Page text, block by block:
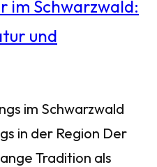
im Schwarzwald
in der Region Der
Tradition als